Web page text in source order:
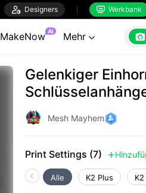
 Designers  Werkbank
MakeNow AI Mehr  
Gelenkiger
Mesh Mayhem
Print Settings (7) 
Alle K2 Plus